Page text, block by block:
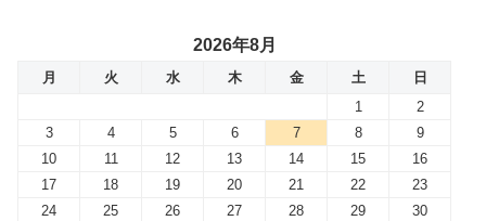
2026年8月
月 火 水 木 金 土
日
1
2
3
4 5 6 7 8
9
10
11 12 13 14 15
16
17
18 19 20 21 22
23
24
25 26 27 28 29
30